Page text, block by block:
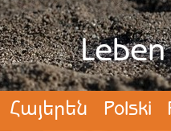
Հայերեն Polski